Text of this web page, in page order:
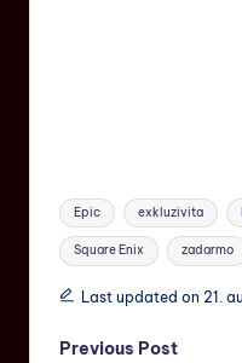
Epic exkluzivita
Square Enix zadarmo
Last updated on 21.
Previous Post